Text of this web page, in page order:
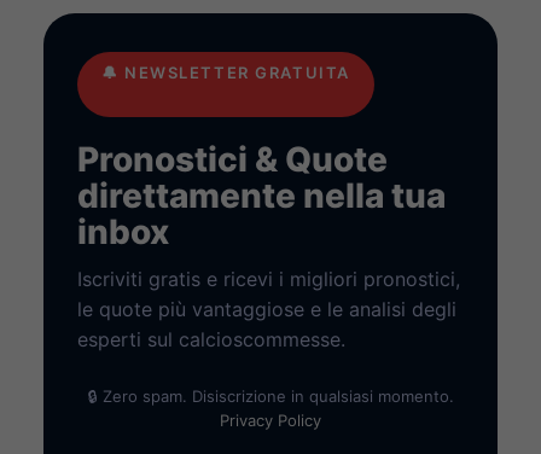
🔔 NEWSLETTER GRATUITA
Pronostici & Quote
direttamente nella tua
inbox
Iscriviti gratis e ricevi i migliori pronostici,
le quote più vantaggiose e le analisi degli
esperti sul calcioscommesse.
🔒 Zero spam. Disiscrizione in qualsiasi momento.
Privacy Policy